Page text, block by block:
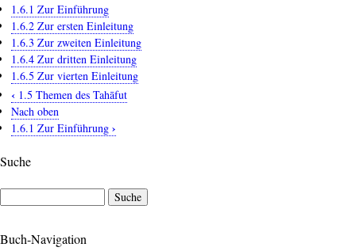
1.6.1 Zur Einführung
1.6.2 Zur ersten Einleitung
1.6.3 Zur zweiten Einleitung
1.6.4 Zur dritten Einleitung
1.6.5 Zur vierten Einleitung
Links
für
Blättern
im
Buch
Zu
‹ 1.5 Themen des Tahāfut
Nach oben
1.6.1 Zur Einführung ›
Suche
Buch-Navigation